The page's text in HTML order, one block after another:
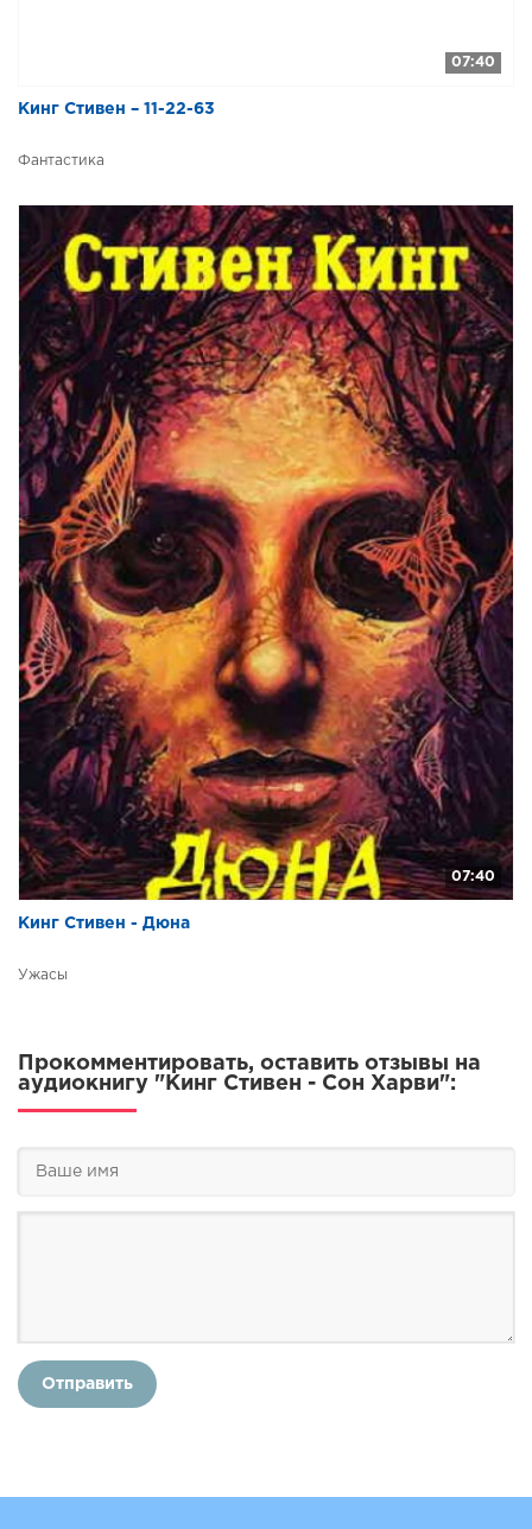
07:40
Кинг Стивен – 11-22-63
Фантастика
07:40
Кинг Стивен - Дюна
Ужасы
Прокомментировать, оставить отзывы на
аудиокнигу "Кинг Стивен - Сон Харви":
Отправить